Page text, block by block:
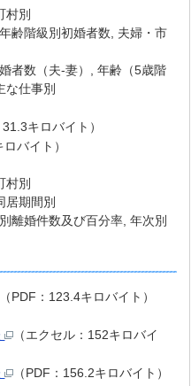
別
級別初婚者数, 夫婦・市
（夫-妻）, 年齢（5歳階
な仕事別
31.3キロバイト）
ロバイト）
別
期間別
件数及び百分率, 年次別
（PDF：123.4キロバイト）
（エクセル：152キロバイ
（PDF：156.2キロバイト）